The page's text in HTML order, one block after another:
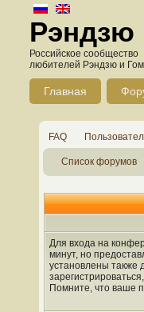
Рэндзю
Российское сообщество
любителей Рэндзю и
Главная
FAQ
Список форумов
Для входа на
минут, но
установлены также
Помните, что ваше